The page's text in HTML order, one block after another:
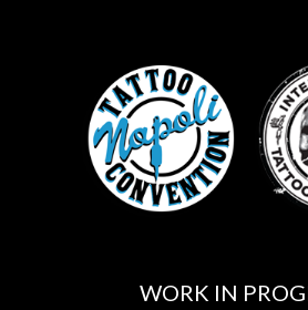
WORK IN